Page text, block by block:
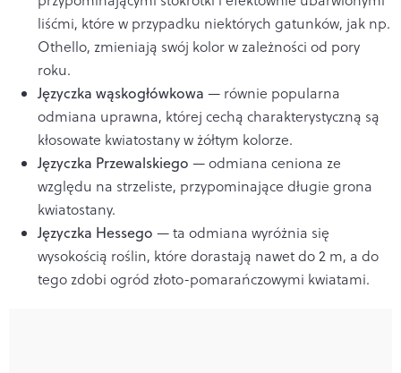
liśćmi, które w przypadku niektórych gatunków, jak np.
Othello, zmieniają swój kolor w zależności od pory
roku.
Języczka wąskogłówkowa — równie popularna
odmiana uprawna, której cechą charakterystyczną są
kłosowate kwiatostany w żółtym kolorze.
Języczka Przewalskiego — odmiana ceniona ze
względu na strzeliste, przypominające długie grona
kwiatostany.
Języczka Hessego — ta odmiana wyróżnia się
wysokością roślin, które dorastają nawet do 2 m, a do
tego zdobi ogród złoto-pomarańczowymi kwiatami.